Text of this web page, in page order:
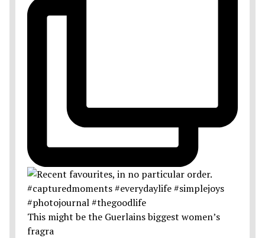
This might be the Guerlains biggest women’s
fragra